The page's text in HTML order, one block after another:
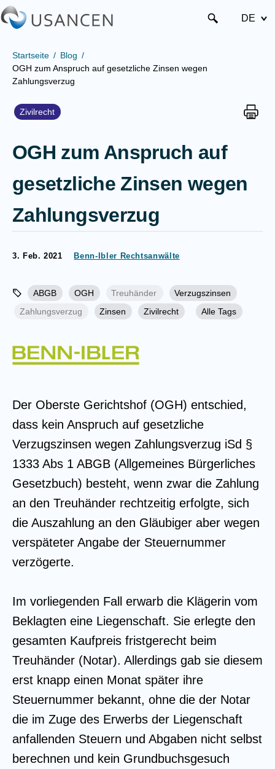
DE
Startseite
Blog
OGH zum Anspruch auf gesetzliche Zinsen wegen
Zahlungsverzug
Zivilrecht
OGH zum Anspruch auf
gesetzliche Zinsen wegen
Zahlungsverzug
3. Feb. 2021 Benn-Ibler Rechtsanwälte
ABGB OGH Treuhänder
Verzugszinsen
Zahlungsverzug
Zinsen Zivilrecht Alle Tags
Der Oberste Gerichtshof (OGH) entschied,
dass kein Anspruch auf gesetzliche
Verzugszinsen wegen Zahlungsverzug iSd §
1333 Abs 1 ABGB (Allgemeines Bürgerliches
Gesetzbuch) besteht, wenn zwar die Zahlung
an den Treuhänder rechtzeitig erfolgte, sich
die Auszahlung an den Gläubiger aber wegen
verspäteter Angabe der Steuernummer
verzögerte.
Im vorliegenden Fall erwarb die Klägerin vom
Beklagten eine Liegenschaft. Sie erlegte den
gesamten Kaufpreis fristgerecht beim
Treuhänder (Notar). Allerdings gab sie diesem
erst knapp einen Monat später ihre
Steuernummer bekannt, ohne die der Notar
die im Zuge des Erwerbs der Liegenschaft
anfallenden Steuern und Abgaben nicht selbst
berechnen und kein Grundbuchsgesuch